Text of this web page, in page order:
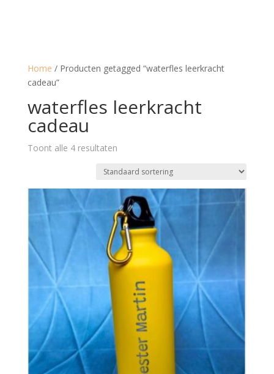
Home / Producten getagged “waterfles leerkracht
cadeau”
waterfles leerkracht
cadeau
Toont alle 4 resultaten